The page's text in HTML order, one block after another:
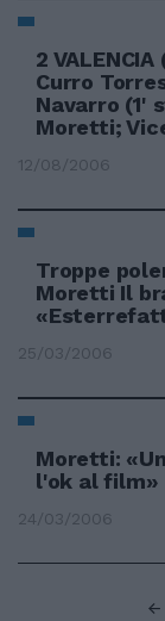
2
Curro
Navarro (1'
Moretti;
12/08/2006
Troppe
Moretti Il
25/03/2006
Moretti:
l'ok al film»
24/03/2006